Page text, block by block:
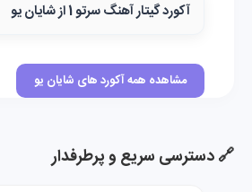
آکورد گیتار آهنگ سرتو 1 از شایان یو
مشاهده همه آکورد های شایان یو
🔗 دسترسی سریع و پرطرفدار